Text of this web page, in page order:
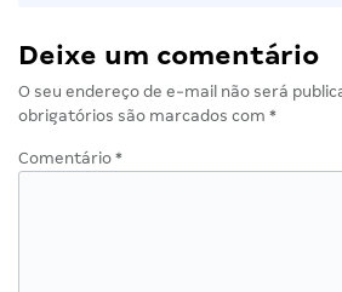
Deixe um comentário
O seu endereço de e-mail não será
obrigatórios são marcados com *
Comentário *